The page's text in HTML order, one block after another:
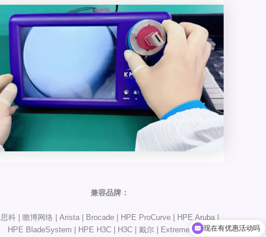
兼容品牌：
思科 | 瞻博网络 | Arista | Brocade | HPE ProCurve | HPE Aruba |
HPE BladeSystem | HPE H3C | H3C | 戴尔 | Extreme | HW |现在有优惠活动吗